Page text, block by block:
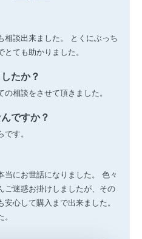
相談出来ました。 とくにぶっち
ても助かりました。
たか？
相談をさせて頂きました。
ですか？
す。
当にお世話になりました。 色々
ご迷惑お掛けしましたが、その
心して購入まで出来ました。